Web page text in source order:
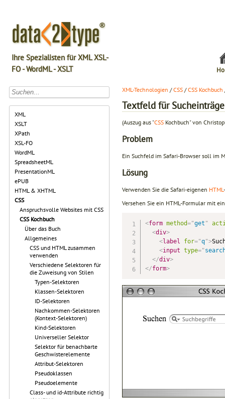
Ihre Spezialisten für XML XSL-
FO - WordML - XSLT
XML
XSLT
XPath
XSL-FO
WordML
SpreadsheetML
PresentationML
ePUB
HTML & XHTML
CSS
Anspruchsvolle Websites mit CSS
CSS Kochbuch
Über das Buch
Allgemeines
CSS und HTML zusammen
verwenden
Verschiedene Selektoren für
die Zuweisung von Stilen
Typen-Selektoren
Klassen-Selektoren
ID-Selektoren
Nachkommen-Selektoren
(Kontext-Selektoren)
Kind-Selektoren
Universeller Selektor
Selektor für benachbarte
Geschwisterelemente
Attribut-Selektoren
Pseudoklassen
Pseudoelemente
Class- und id-Attribute richtig
XML-Technologien /CSS /CSS Kochbuch
Textfeld für
(Auszug aus "CSS Kochbuch" von
Problem
Ein Suchfeld im Safari-Browser soll im
Lösung
Verwenden Sie die Safari-eigenen HTML
Versehen Sie ein HTML-Formular mit
<form method="get "
<div>
<label for="q">
<input type="
</div>
</form>